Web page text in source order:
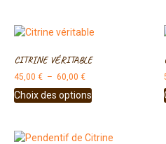
CITRINE VÉRITABLE
45,00 € – 60,00 €
Choix des options